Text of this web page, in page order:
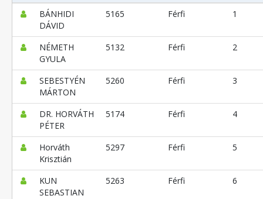
BÁNHIDI
DÁVID
5165 Férfi 1
NÉMETH
GYULA
5132 Férfi 2
SEBESTYÉN
MÁRTON
5260 Férfi 3
DR. HORVÁTH
PÉTER
5174 Férfi 4
Horváth
Krisztián
5297 Férfi 5
KUN
SEBASTIAN
5263 Férfi 6